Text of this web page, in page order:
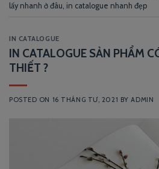
lấy nhanh ở đâu in catalogue nhanh đẹp
IN CATALOGUE
IN CATALOGUE SẢN PHẨM
THIẾT ?
POSTED ON 16 THÁNG TƯ, 2021 BYADMIN